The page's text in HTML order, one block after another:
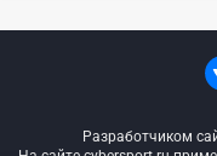
Разработчиком